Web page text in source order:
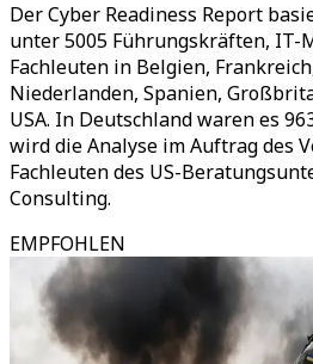
Der Cyber Readiness Report
unter 5005 Führungskräften, IT-
Fachleuten in Belgien,
Niederlanden, Spanien,
USA. In Deutschland waren es
wird die Analyse im Auftrag des
Fachleuten des US-
Consulting.
EMPFOHLEN